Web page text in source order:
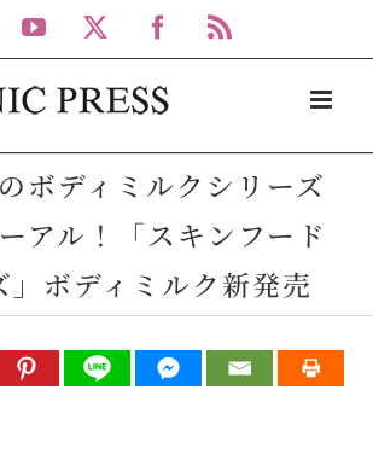
YouTube Facebook
ボディミルクシリーズ
アル！「スキンフード
」ボディミルク新発売